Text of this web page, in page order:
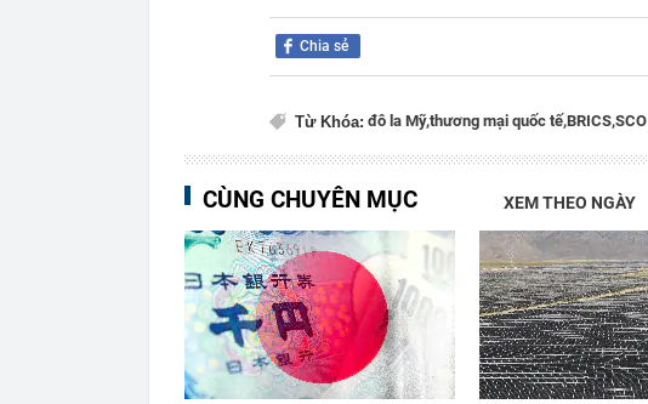
Chia sẻ
Từ Khóa: đô la Mỹ,thương mại quốc tế,BRICS,SCO
CÙNG CHUYÊN MỤC XEM THEO NGÀY